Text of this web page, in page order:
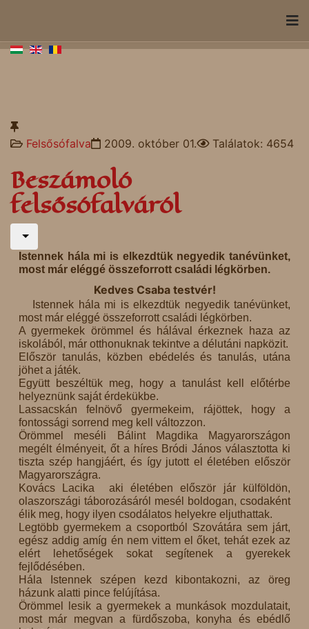
Felsősófalva 2009. október 01. Találatok: 4654
Beszámoló
felsősófalváról
Istennek hála mi is elkezdtük negyedik tanévünket,
most már eléggé összeforrott családi légkörben.
Kedves Csaba testvér!
Istennek hála mi is elkezdtük negyedik tanévünket,
most már eléggé összeforrott családi légkörben.
A gyermekek örömmel és hálával érkeznek haza az
iskolából, már otthonuknak tekintve a délutáni napközit.
Először tanulás, közben ebédelés és tanulás, utána
jöhet a játék.
Együtt beszéltük meg, hogy a tanulást kell előtérbe
helyeznünk saját érdekükbe.
Lassacskán felnövő gyermekeim, rájöttek, hogy a
fontossági sorrend meg kell változzon.
Örömmel meséli Bálint Magdika Magyarországon
megélt élményeit, őt a híres Bródi János választotta ki
tiszta szép hangjáért, és így jutott el életében először
Magyarországra.
Kovács Lacika aki életében először jár külföldön,
olaszországi táborozásáról mesél boldogan, csodaként
élik meg, hogy ilyen csodálatos helyekre eljuthattak.
Legtöbb gyermekem a csoportból Szovátára sem járt,
egész addig amíg én nem vittem el őket, tehát ezek az
elért lehetőségek sokat segítenek a gyerekek
fejlődésében.
Hála Istennek szépen kezd kibontakozni, az öreg
házunk alatti pince felújítása.
Örömmel lesik a gyermekek a munkások mozdulatait,
most már megvan a fürdőszoba, konyha és ebédlő